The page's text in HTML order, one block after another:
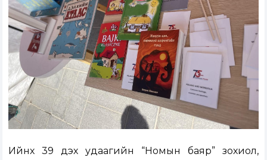
Ийнхүү 39 дэх удаагийн “Номын баяр” зохиол,